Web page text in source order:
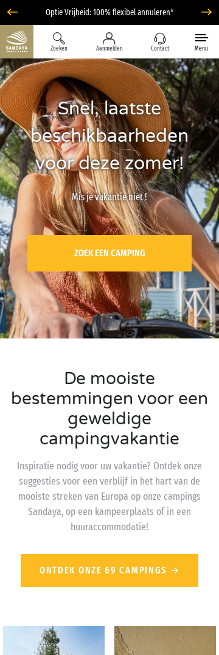
Optie Vrijheid: 100% flexibel annuleren*
Zoeken Aanmelden Contact Menu
Snel, laatste
beschikbaarheden
voor deze zomer!
Mis je vakantie niet !
ZOEK EEN CAMPING
De mooiste
bestemmingen voor een
geweldige
campingvakantie
Inspiratie nodig voor uw vakantie? Ontdek onze
suggesties voor een verblijf in het hart van de
mooiste streken van Europa op onze campings
Sandaya, op een kampeerplaats of in een
huuraccommodatie!
ONTDEK ONZE 69 CAMPINGS